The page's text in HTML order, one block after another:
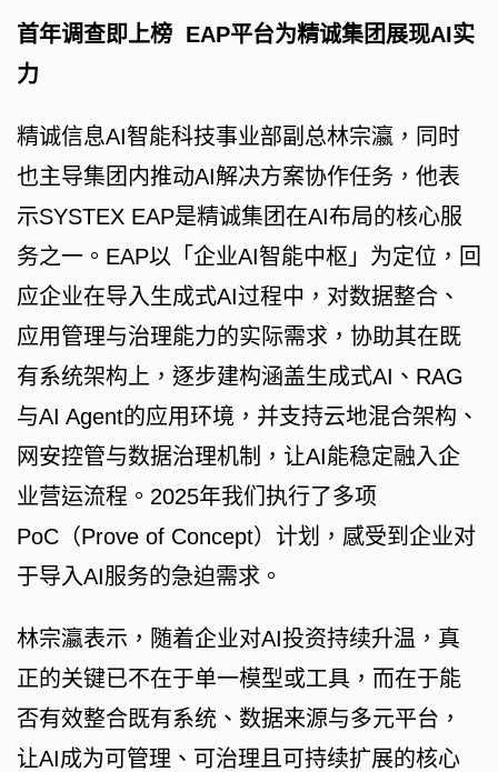
首年调查即上榜 EAP平台为精诚集团展现AI实
力
精诚信息AI智能科技事业部副总林宗瀛，同时
也主导集团内推动AI解决方案协作任务，他表
示SYSTEX EAP是精诚集团在AI布局的核心服
务之一。EAP以「企业AI智能中枢」为定位，回
应企业在导入生成式AI过程中，对数据整合、
应用管理与治理能力的实际需求，协助其在既
有系统架构上，逐步建构涵盖生成式AI、RAG
与AI Agent的应用环境，并支持云地混合架构、
网安控管与数据治理机制，让AI能稳定融入企
业营运流程。2025年我们执行了多项
PoC（Prove of Concept）计划，感受到企业对
于导入AI服务的急迫需求。
林宗瀛表示，随着企业对AI投资持续升温，真
正的关键已不在于单一模型或工具，而在于能
否有效整合既有系统、数据来源与多元平台，
让AI成为可管理、可治理且可持续扩展的核心